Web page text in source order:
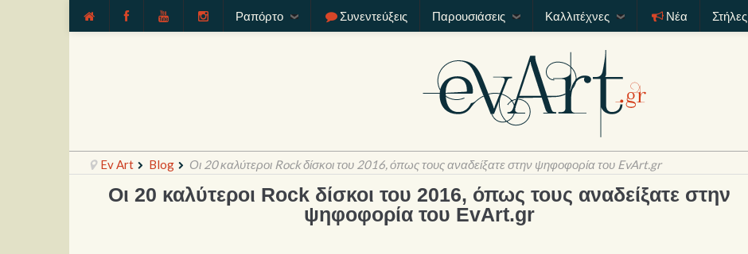
Ραπόρτο Συνεντεύξεις Παρουσιάσεις Καλλιτέχνες Νέα Στήλες
Ev Art Blog Οι 20 καλύτεροι Rock δίσκοι του 2016, όπως τους αναδείξατε στην ψηφοφορία του EvArt.gr
Οι 20 καλύτεροι Rock δίσκοι του 2016, όπως τους αναδείξατε στην
ψηφοφορία του EvArt.gr